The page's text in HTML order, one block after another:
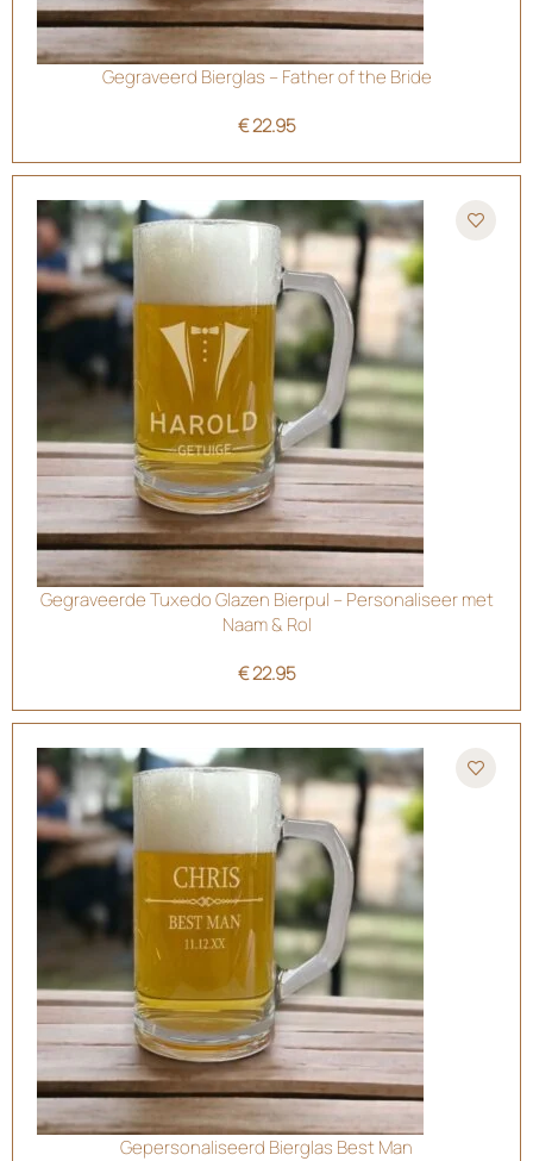
Gegraveerd Bierglas – Father of the Bride
€22.95
Gegraveerde Tuxedo Glazen Bierpul – Personaliseer met
Naam & Rol
€22.95
Gepersonaliseerd Bierglas Best Man